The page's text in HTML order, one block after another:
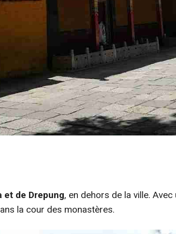
et de Drepung, en dehors de la ville.
la cour des monastères.